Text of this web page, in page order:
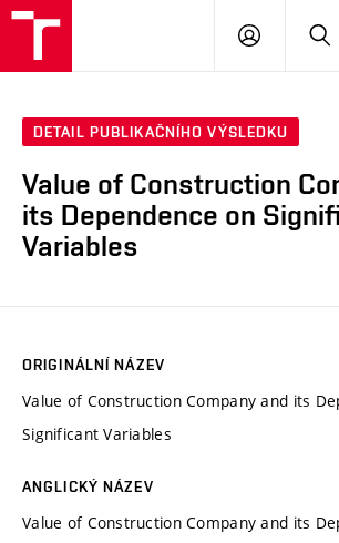
PŘIHLÁSIT
DETAIL PUBLIKAČNÍHO VÝSLEDKU
Value of Construction
its Dependence on
Variables
ORIGINÁLNÍ NÁZEV
Value of Construction Company and its
Significant Variables
ANGLICKÝ NÁZEV
Value of Construction Company and its